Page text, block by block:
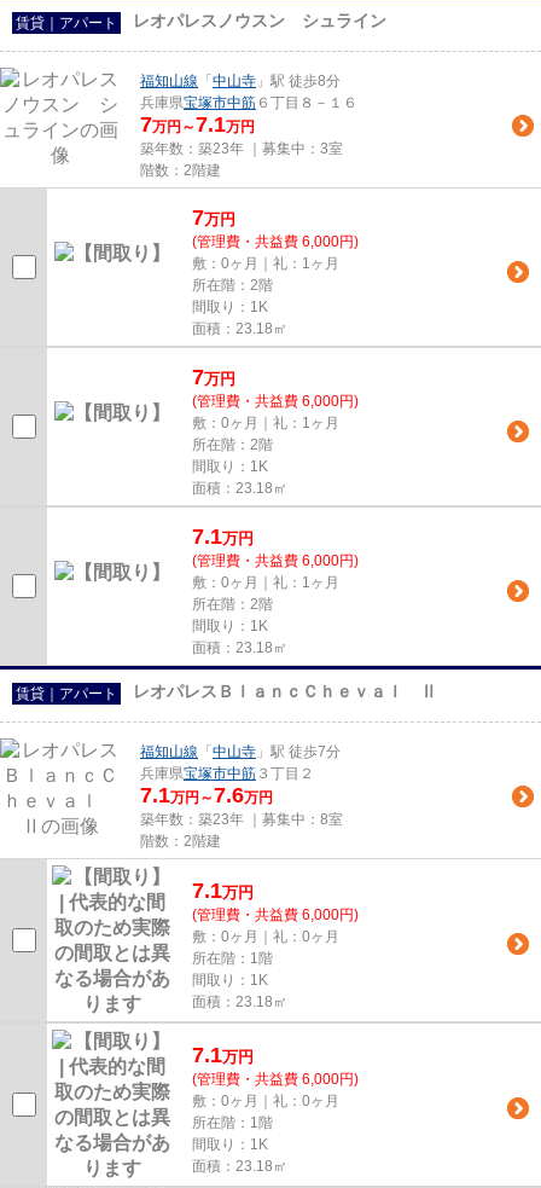
賃貸｜アパート レオパレスノウスン シュライン
福知山線 「 中山寺 」駅 徒歩8分
兵庫県宝塚市中筋 ６丁目８－１６
7万円～7.1万円
築年数：築23年 ｜募集中： 3室
階数：2階建
7万円
(管理費・共益費 6,000円)
敷：0ヶ月｜礼：1ヶ月
所在階：2階
間取り：1K
面積：23.18㎡
7万円
(管理費・共益費 6,000円)
敷：0ヶ月｜礼：1ヶ月
所在階：2階
間取り：1K
面積：23.18㎡
7.1万円
(管理費・共益費 6,000円)
敷：0ヶ月｜礼：1ヶ月
所在階：2階
間取り：1K
面積：23.18㎡
賃貸｜アパート レオパレスＢｌａｎｃＣｈｅｖａｌ Ⅱ
福知山線 「 中山寺 」駅 徒歩7分
兵庫県宝塚市中筋 ３丁目２
7.1万円～7.6万円
築年数：築23年 ｜募集中： 8室
階数：2階建
7.1万円
(管理費・共益費 6,000円)
敷：0ヶ月｜礼：0ヶ月
所在階：1階
間取り：1K
面積：23.18㎡
7.1万円
(管理費・共益費 6,000円)
敷：0ヶ月｜礼：0ヶ月
所在階：1階
間取り：1K
面積：23.18㎡